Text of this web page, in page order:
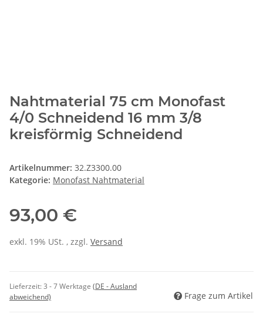
Nahtmaterial 75 cm Monofast
4/0 Schneidend 16 mm 3/8
kreisförmig Schneidend
Artikelnummer: 32.Z3300.00
Kategorie: Monofast Nahtmaterial
93,00 €
exkl. 19% USt. , zzgl. Versand
Lieferzeit:3 - 7 Werktage (DE - Ausland
abweichend)
Frage zum Artikel